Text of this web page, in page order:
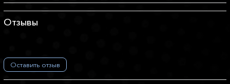
Отзывы
Оставить отзыв